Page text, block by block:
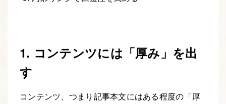
1. コンテンツには「厚み」を出
す
コンテンツ、つまり記事本文にはある程度の「厚